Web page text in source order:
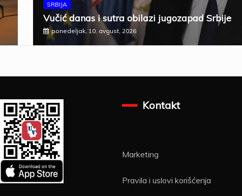
SRBIJA
Vučić danas i sutra obilazi jugozapad Srbije
ponedeljak, 10. avgust, 2026
Kontakt
Marketing
Pravila i uslovi korišćenja